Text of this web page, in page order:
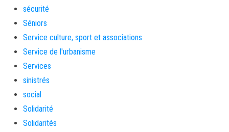
sécurité
Séniors
Service culture, sport et associations
Service de l'urbanisme
Services
sinistrés
social
Solidarité
Solidarités